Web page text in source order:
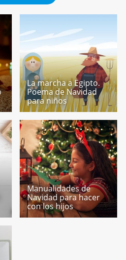
La marcha a Egipto.
Poema de Navidad
para niños
Manualidades de
Navidad para hacer
con los hijos